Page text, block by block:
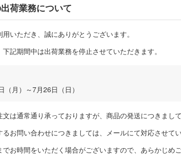
荷業務について
いただき、誠にありがとうございます。
記期間中は出荷業務を停止させていただきます。
（月）～7月26日（日）
は通常通り承っておりますが、商品の発送につきまし
るお問い合わせにつきましては、メールにて対応させてい
お時間をいただく場合がございますので、あらかじめご